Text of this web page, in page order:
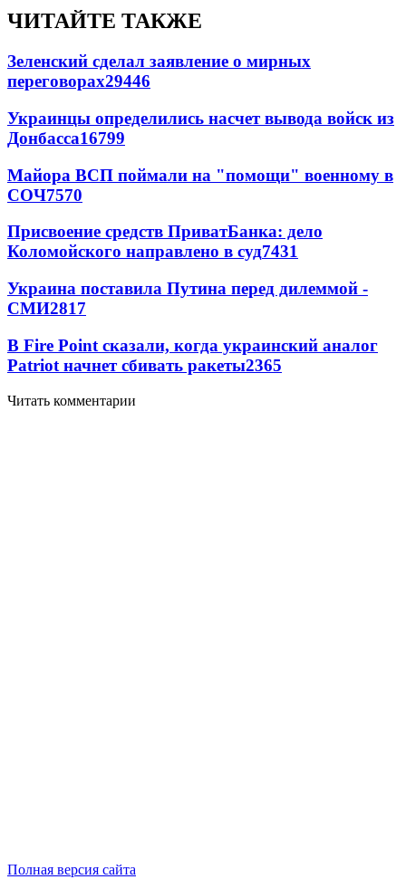
ЧИТАЙТЕ ТАКЖЕ
Зеленский сделал заявление о мирных
переговорах29446
Украинцы определились насчет вывода войск из
Донбасса16799
Майора ВСП поймали на "помощи" военному в
СОЧ7570
Присвоение средств ПриватБанка: дело
Коломойского направлено в суд7431
Украина поставила Путина перед дилеммой -
СМИ2817
В Fire Point сказали, когда украинский аналог
Patriot начнет сбивать ракеты2365
Читать комментарии
Полная версия сайта